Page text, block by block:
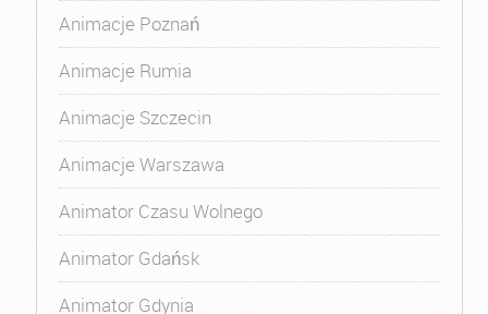
Animacje Poznań
Animacje Rumia
Animacje Szczecin
Animacje Warszawa
Animator Czasu Wolnego
Animator Gdańsk
Animator Gdynia